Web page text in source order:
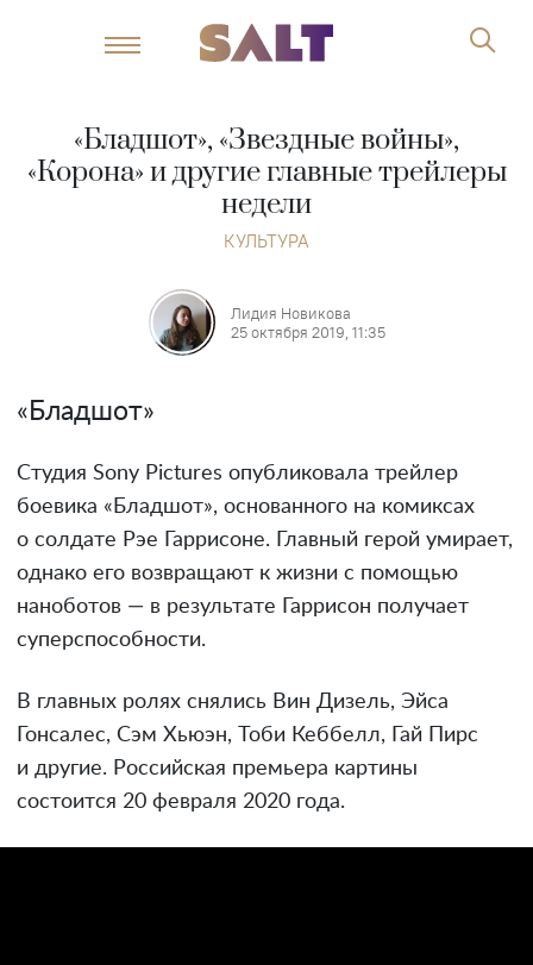
«Бладшот», «Звездные войны»,
«Корона» и другие главные трейлеры
недели
КУЛЬТУРА
Лидия Новикова
25 октября 2019, 11:35
«Бладшот»
Студия Sony Pictures опубликовала трейлер
боевика «Бладшот», основанного на комиксах
о солдате Рэе Гаррисоне. Главный герой умирает,
однако его возвращают к жизни с помощью
наноботов — в результате Гаррисон получает
суперспособности.
В главных ролях снялись Вин Дизель, Эйса
Гонсалес, Сэм Хьюэн, Тоби Кеббелл, Гай Пирс
и другие. Российская премьера картины
состоится 20 февраля 2020 года.